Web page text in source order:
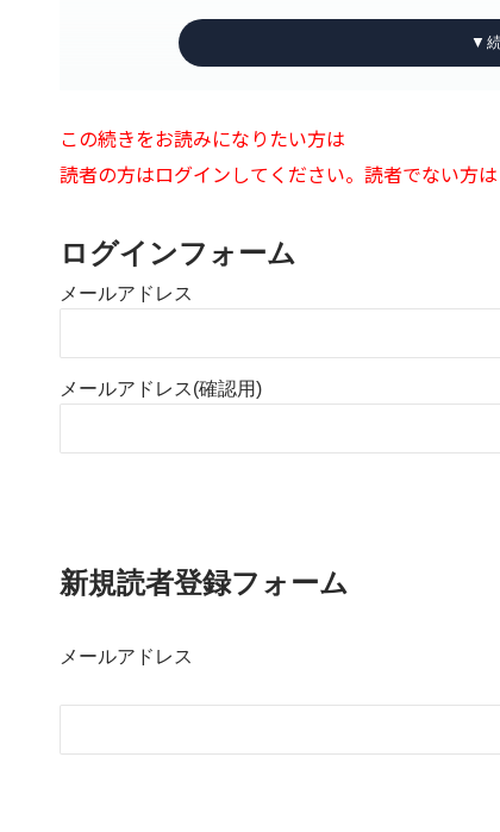
この続きをお読みになりたい方は
読者の方はログインしてください。読者でない方は
ログインフォーム
メールアドレス
メールアドレス(確認用)
新規読者登録フォーム
メールアドレス